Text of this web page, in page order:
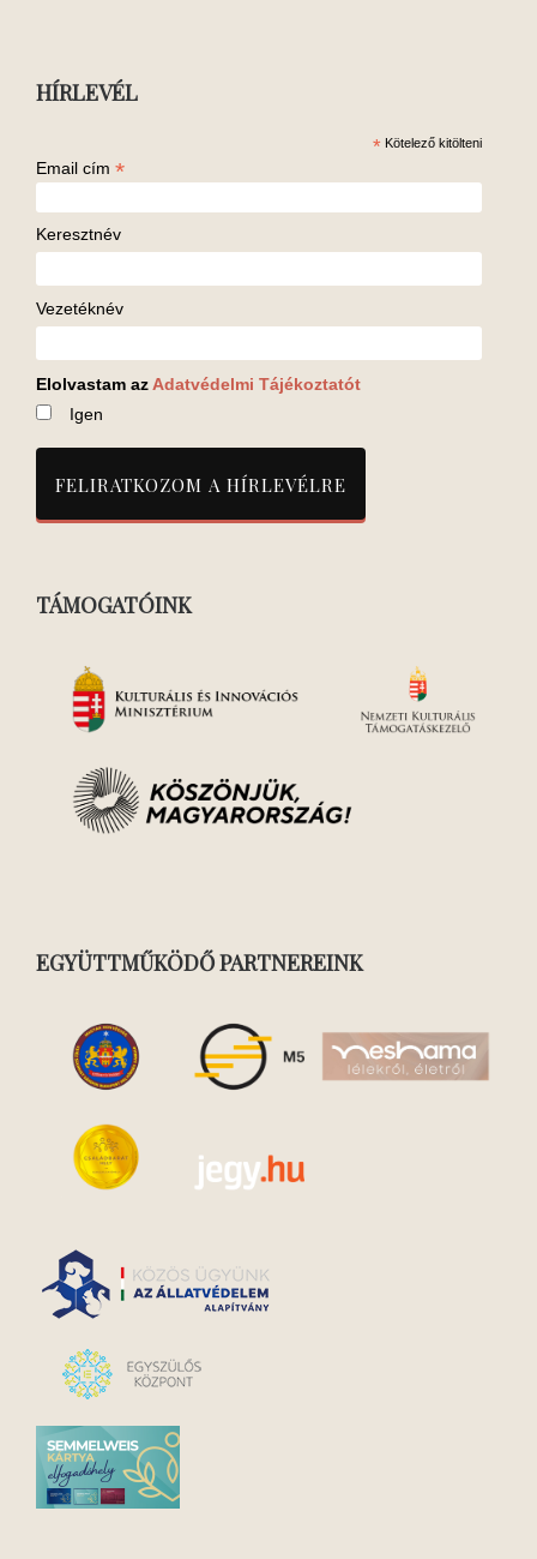
HÍRLEVÉL
* Kötelező kitölteni
Email cím *
Keresztnév
Vezetéknév
Elolvastam az Adatvédelmi Tájékoztatót
Igen
TÁMOGATÓINK
EGYÜTTMŰKÖDŐ PARTNEREINK